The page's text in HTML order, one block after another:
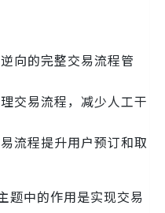
向的完整交易流程管
交易流程，减少人工干
流程提升用户预订和取
题中的作用是实现交易